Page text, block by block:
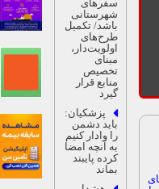
سفرهای
شهرستانی
باشد/ تکمیل
طرح‌های
اولویت‌دار،
مبنای
تخصیص
منابع قرار
گیرد
پزشکیان:
باید دشمن
را وادار کنیم
به آنچه امضا
کرده پایبند
بماند